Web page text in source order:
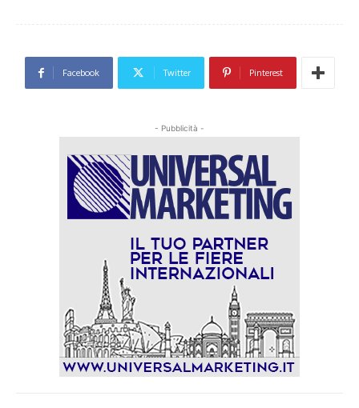
Facebook Twitter Pinterest
- Pubblicità -